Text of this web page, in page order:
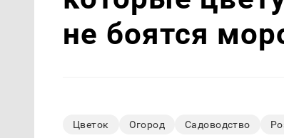
не боятся
Цветок Огород Садоводство